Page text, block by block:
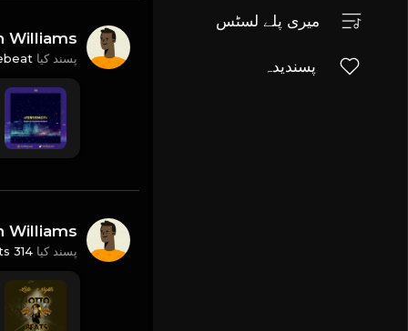
میری پلے لسٹس
پسندیدہ
Williams
پسند کیا
Williams
پسند کیا 314